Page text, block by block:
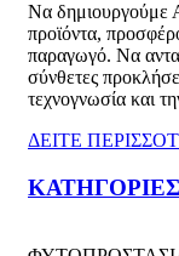
Να δημιουργούμε
προϊόντα,
παραγωγό. Να
σύνθετες
τεχνογνωσία και
ΔΕΙΤΕ